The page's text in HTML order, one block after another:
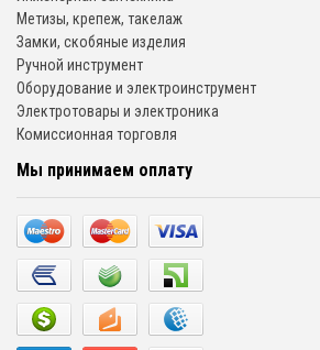
Метизы, крепеж, такелаж
Замки, скобяные изделия
Ручной инструмент
Оборудование и электроинструмент
Электротовары и электроника
Комиссионная торговля
Мы принимаем оплату